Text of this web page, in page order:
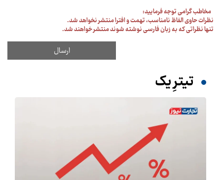
مخاطب گرامی توجه فرمایید:
نظرات حاوی الفاظ نامناسب، تهمت و افترا منتشر نخواهد شد.
تنها نظراتی که به زبان فارسی نوشته شوند منتشر خواهند شد.
تیترِ یک